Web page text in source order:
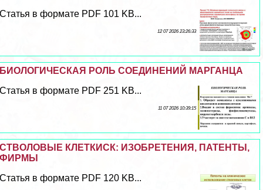
Статья в формате PDF 101 KB...
12 07 2026 23:26:33
БИОЛОГИЧЕСКАЯ РОЛЬ СОЕДИНЕНИЙ МАРГАНЦА
Статья в формате PDF 251 KB...
11 07 2026 10:39:15
СТВОЛОВЫЕ КЛЕТКИСК: ИЗОБРЕТЕНИЯ, ПАТЕНТЫ,
ФИРМЫ
Статья в формате PDF 120 KB...